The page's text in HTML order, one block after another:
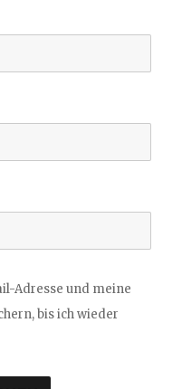
Adresse und meine
bis ich wieder